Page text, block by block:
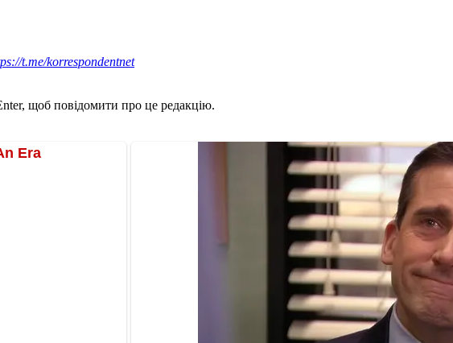
t.me/korrespondentnet
щоб повідомити про це редакцію.